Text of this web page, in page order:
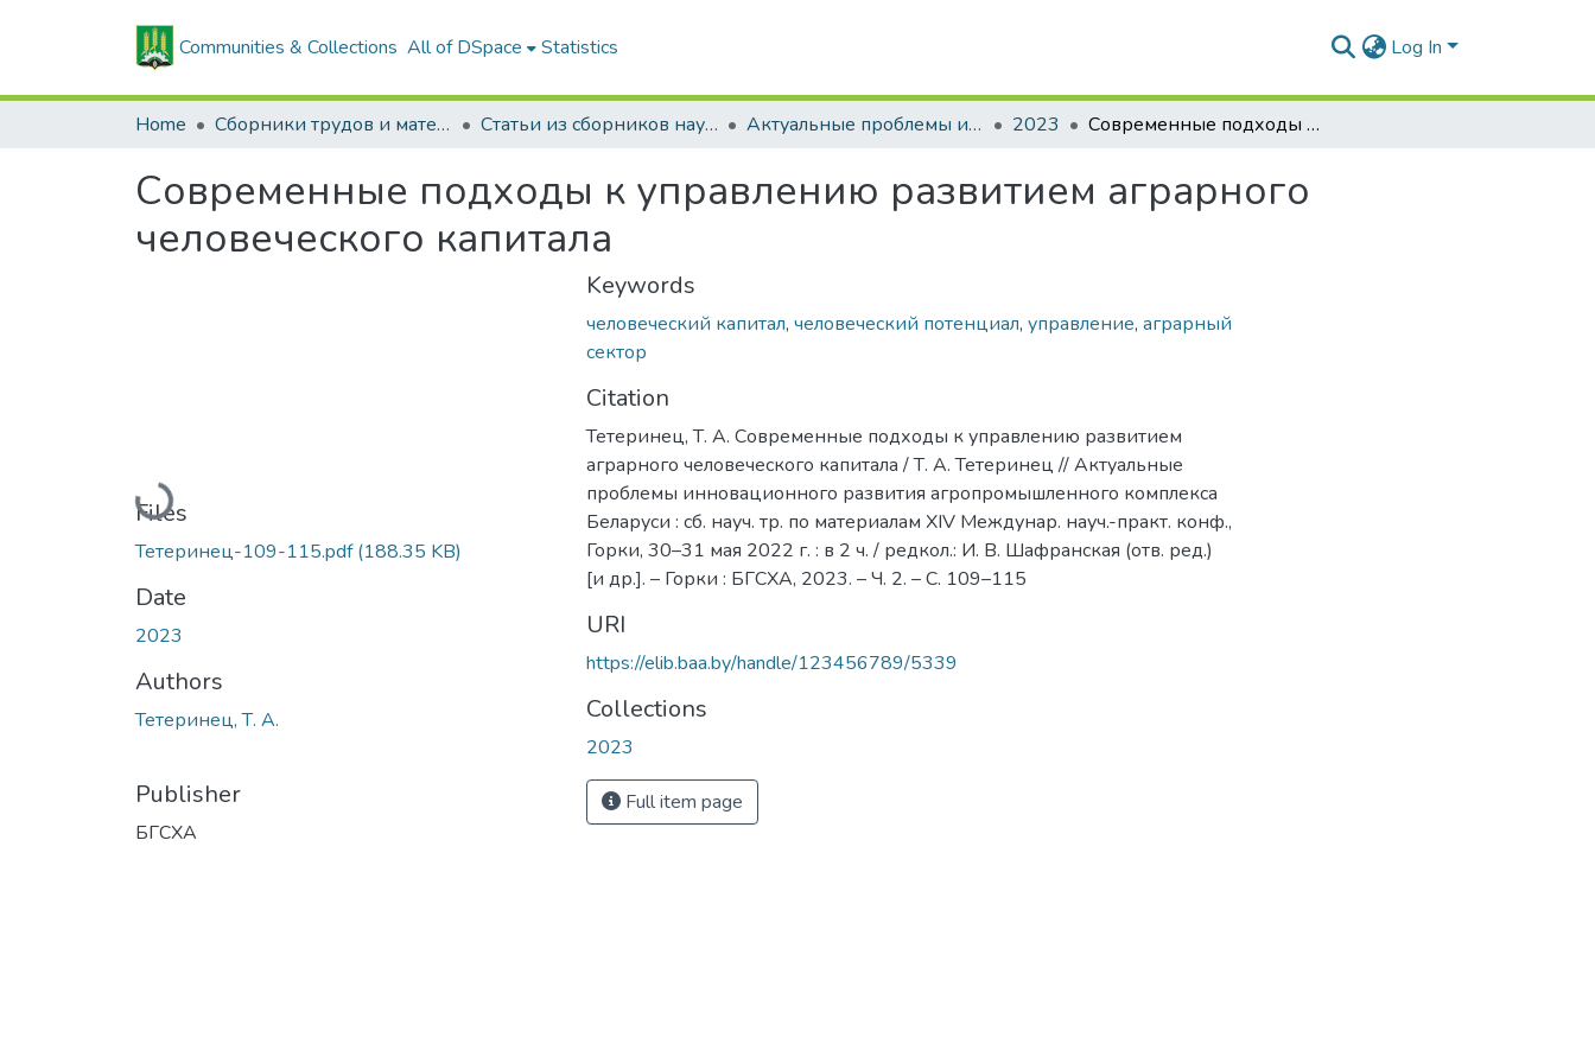
Communities & Collections All of DSpace Statistics Log In
Home Сборники трудов и материалов конференций Статьи из сборников научных трудов Актуальные проблемы инновационного развития агропромышленного комплекса Беларуси 2023 Современные подходы к управлению развитием аграрного человеческого капитала
Современные подходы к управлению развитием аграрного
человеческого капитала
Loading...
Files
Тетеринец-109-115.pdf(188.35 KB)
Date
2023
Authors
Тетеринец, Т. А.
Publisher
БГСХА
Keywords
человеческий капитал, человеческий потенциал, управление, аграрный
сектор
Citation
Тетеринец, Т. А. Современные подходы к управлению развитием
аграрного человеческого капитала / Т. А. Тетеринец // Актуальные
проблемы инновационного развития агропромышленного комплекса
Беларуси : сб. науч. тр. по материалам XIV Междунар. науч.-практ. конф.,
Горки, 30–31 мая 2022 г. : в 2 ч. / редкол.: И. В. Шафранская (отв. ред.)
[и др.]. – Горки : БГСХА, 2023. – Ч. 2. – С. 109–115
URI
https://elib.baa.by/handle/123456789/5339
Collections
2023
Full item page